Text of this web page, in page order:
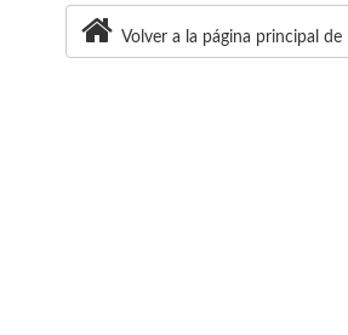
Volver a la página principal de